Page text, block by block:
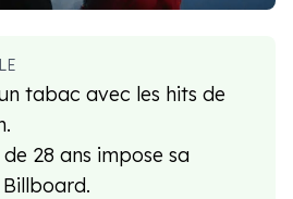
tabac avec les hits de
de 28 ans impose sa